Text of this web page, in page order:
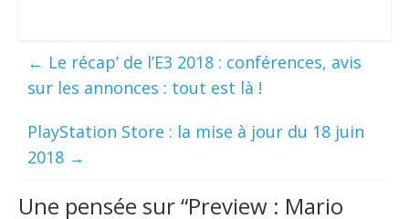
← Le récap’ de l’E3 2018 : conférences, avis
sur les annonces : tout est là !
PlayStation Store : la mise à jour du 18 juin
2018 →
Une pensée sur “Preview : Mario